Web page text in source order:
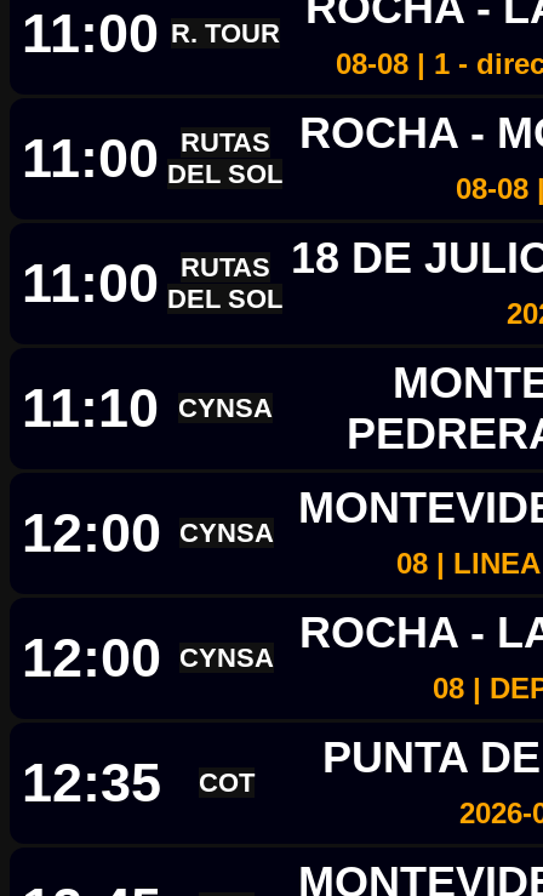
11:00 R. TOUR
08-08 | 1 -
11:00
RUTAS
DEL SOL
ROCHA -
08-08
11:00
RUTAS
DEL SOL
18 DE
11:10 CYNSA
12:00 CYNSA
08 |
12:00 CYNSA
ROCHA -
08 |
12:35 COT
PUNTA
2026-